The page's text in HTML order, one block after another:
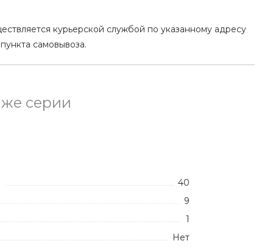
курьерской службой по указанному адресу
самовывоза.
серии
40
9
1
Нет